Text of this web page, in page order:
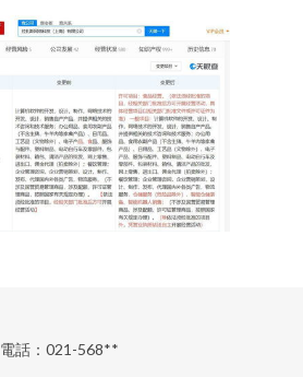
電話：021-568**